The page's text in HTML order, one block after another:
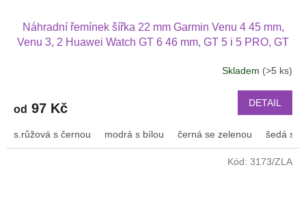
Náhradní řemínek šířka 22 mm Garmin Venu 4 45 mm,
Venu 3, 2 Huawei Watch GT 6 46 mm, GT 5 i 5 PRO, GT
je
z
5
Skladem (>5 ks)
od 97 Kč DETAIL
s.růžová s černou modrá s bílou černá se zelenou šedá s
Kód: 3173/ZLA